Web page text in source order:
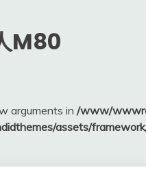
M80
arguments in /www/
assets/